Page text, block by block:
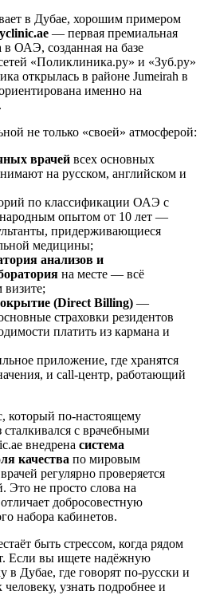
в Дубае, хорошим примером
— первая премиальная
ОАЭ, созданная на базе
«Поликлиника.ру» и «Зуб.ру»
открылась в районе Jumeirah в
именно на
не только «своей» атмосферой:
врачей всех основных
на русском, английском и
по классификации ОАЭ с
опытом от 10 лет —
придерживающиеся
медицины;
анализов и
на месте — всё
визите;
(Direct Billing) —
страховки резидентов
платить из кармана и
приложение, где хранятся
и call-центр, работающий
который по-настоящему
сталкивался с врачебными
внедрена система
качества по мировым
регулярно проверяется
Это не просто слова на
добросовестную
набора кабинетов.
быть стрессом, когда рядом
Если вы ищете надёжную
Дубае, где говорят по-русски и
узнать подробнее и